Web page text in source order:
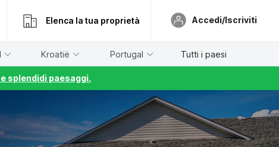
Elenca la tua proprietà Accedi/Iscriviti
Kroatië Portugal Tutti i paesi
splendidi paesaggi.